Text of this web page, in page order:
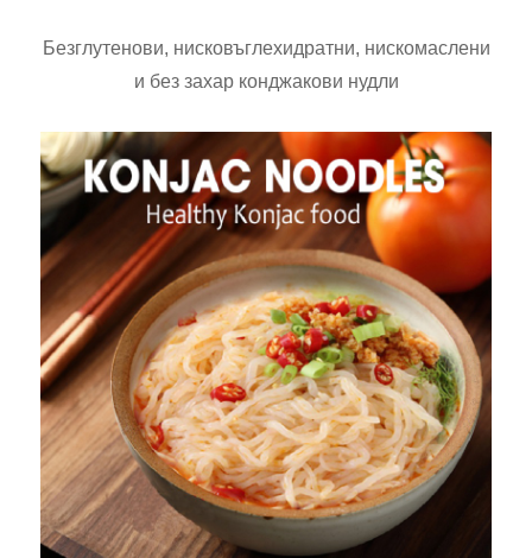
Безглутенови, нисковъглехидратни, нискомаслени
и без захар конджакови нудли